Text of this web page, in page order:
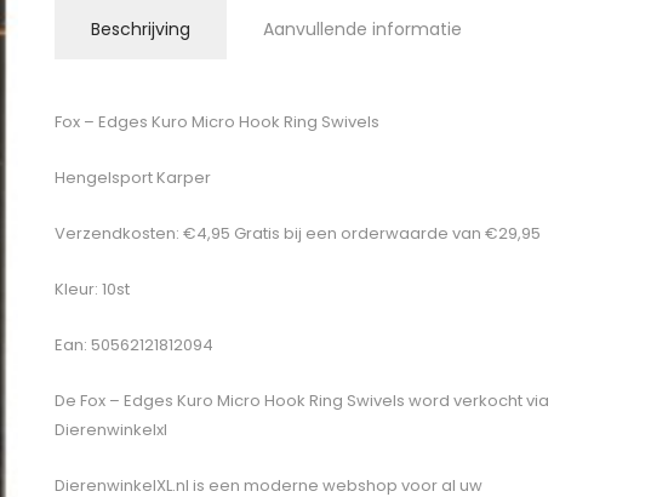
Beschrijving Aanvullende informatie
Fox – Edges Kuro Micro Hook Ring Swivels
Hengelsport Karper
Verzendkosten: €4,95 Gratis bij een orderwaarde van €29,95
Kleur: 10st
Ean: 50562121812094
De Fox – Edges Kuro Micro Hook Ring Swivels word verkocht via
Dierenwinkelxl
DierenwinkelXL.nl is een moderne webshop voor al uw